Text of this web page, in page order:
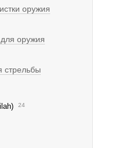
оружия
оружия
стрельбы
24